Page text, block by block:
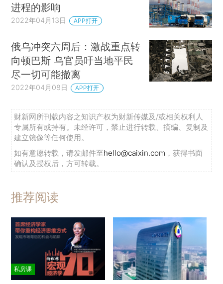
进程的影响
2022年04月13日 APP打开
俄乌冲突六周后：激战重点转
向顿巴斯 乌官员吁当地平民
尽一切可能撤离
2022年04月08日 APP打开
财新网所刊载内容之知识产权为财新传媒及/或相关权利人
专属所有或持有。未经许可，禁止进行转载、摘编、复制及
建立镜像等任何使用。
如有意愿转载，请发邮件至hello@caixin.com ，获得书面
确认及授权后，方可转载。
推荐阅读
私房课